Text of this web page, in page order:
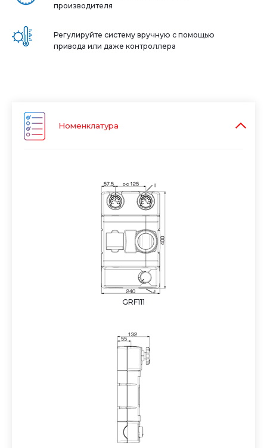
производителя
Регулируйте систему вручную с помощью
привода или даже контроллера
Номенклатура
GRF111